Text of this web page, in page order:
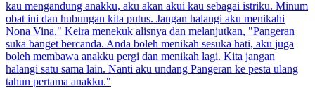
kau mengandung anakku, aku akan akui kau sebagai istriku. Minum
obat ini dan hubungan kita putus. Jangan halangi aku menikahi
Nona Vina." Keira menekuk alisnya dan melanjutkan, "Pangeran
suka banget bercanda. Anda boleh menikah sesuka hati, aku juga
boleh membawa anakku pergi dan menikah lagi. Kita jangan
halangi satu sama lain. Nanti aku undang Pangeran ke pesta ulang
tahun pertama anakku."